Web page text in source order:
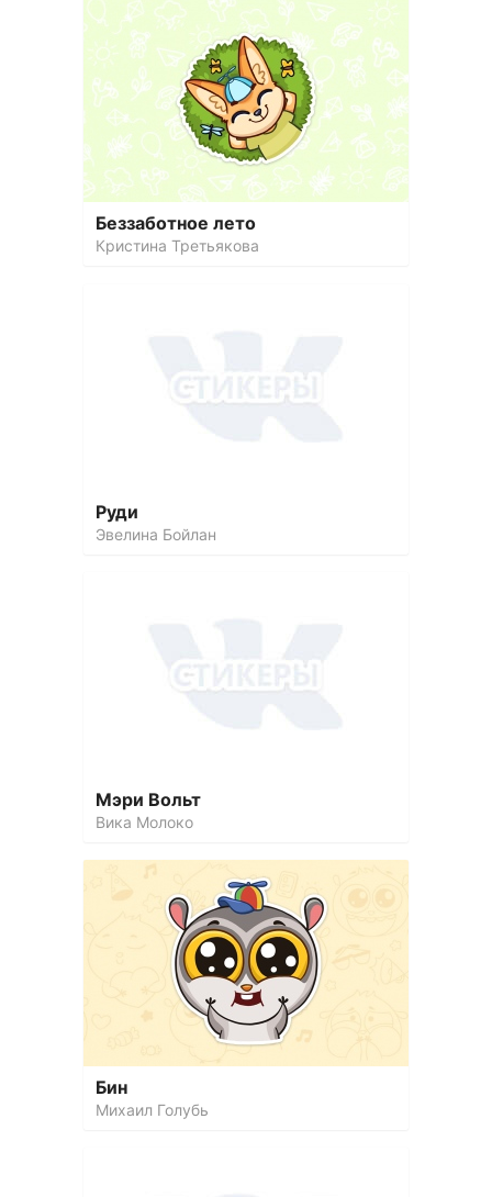
Беззаботное лето
Кристина Третьякова
Руди
Эвелина Бойлан
Мэри Вольт
Вика Молоко
Бин
Михаил Голубь